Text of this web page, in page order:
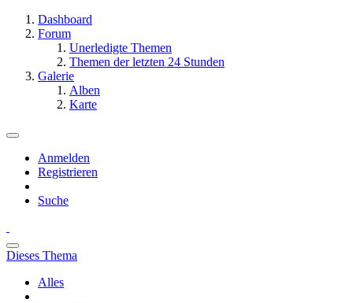
Dashboard
Forum
Unerledigte Themen
Themen der letzten 24 Stunden
Galerie
Alben
Karte
Anmelden
Registrieren
Suche
Dieses Thema
Alles